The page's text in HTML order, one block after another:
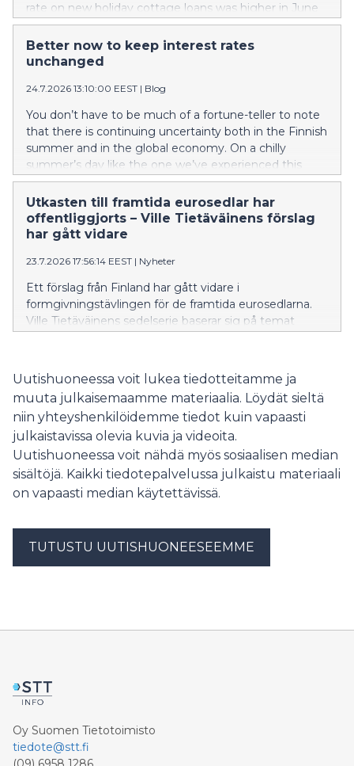
rate on new holiday cottage loans was higher in June
than a year earlier. A larger share of new holiday
cottage loans than previously was linked to the 3- or 6-
month Euribor.
Better now to keep interest rates
unchanged
24.7.2026 13:10:00 EEST | Blog
You don’t have to be much of a fortune-teller to note
that there is continuing uncertainty both in the Finnish
summer and in the global economy. On a chilly
summer’s day like the one we’ve experienced this
week, a Finn can simply stoke a fire in the sauna stove
– problem solved. Unfortunately, there is no silver
bullet to economic uncertainty. Rather than fanning
the flames, we need to keep a cool head.
Utkasten till framtida eurosedlar har
offentliggjorts – Ville Tietäväinens förslag
har gått vidare
23.7.2026 17:56:14 EEST | Nyheter
Ett förslag från Finland har gått vidare i
formgivningstävlingen för de framtida eurosedlarna.
Ville Tietäväinens sedelserie baserar sig på temat
unionen.
Uutishuoneessa voit lukea tiedotteitamme ja
muuta julkaisemaamme materiaalia. Löydät sieltä
niin yhteyshenkilöidemme tiedot kuin vapaasti
julkaistavissa olevia kuvia ja videoita.
Uutishuoneessa voit nähdä myös sosiaalisen median
sisältöjä. Kaikki tiedotepalvelussa julkaistu materiaali
on vapaasti median käytettävissä.
TUTUSTU UUTISHUONEESEEMME
Oy Suomen Tietotoimisto
tiedote@stt.fi